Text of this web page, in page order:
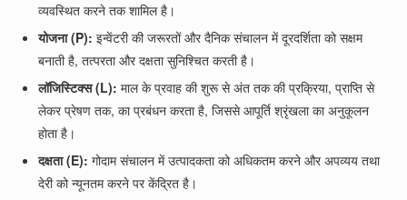
व्यवस्थित करने तक शामिल है।
योजना (P): इन्वेंटरी की जरूरतों और दैनिक संचालन में दूरदर्शिता को सक्षम
बनाती है, तत्परता और दक्षता सुनिश्चित करती है।
लॉजिस्टिक्स (L): माल के प्रवाह की शुरू से अंत तक की प्रक्रिया, प्राप्ति से
लेकर प्रेषण तक, का प्रबंधन करता है, जिससे आपूर्ति श्रृंखला का अनुकूलन
होता है।
दक्षता (E): गोदाम संचालन में उत्पादकता को अधिकतम करने और अपव्यय तथा
देरी को न्यूनतम करने पर केंद्रित है।